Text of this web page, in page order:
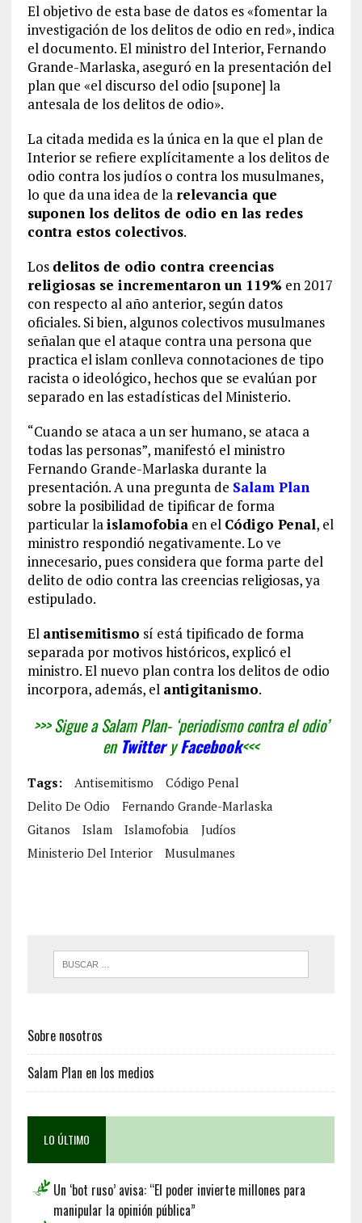
El objetivo de esta base de datos es «fomentar la
investigación de los delitos de odio en red», indica
el documento. El ministro del Interior, Fernando
Grande-Marlaska, aseguró en la presentación del
plan que «el discurso del odio [supone] la
antesala de los delitos de odio».
La citada medida es la única en la que el plan de
Interior se refiere explícitamente a los delitos de
odio contra los judíos o contra los musulmanes,
lo que da una idea de la relevancia que
suponen los delitos de odio en las redes
contra estos colectivos.
Los delitos de odio contra creencias
religiosas se incrementaron un 119% en 2017
con respecto al año anterior, según datos
oficiales. Si bien, algunos colectivos musulmanes
señalan que el ataque contra una persona que
practica el islam conlleva connotaciones de tipo
racista o ideológico, hechos que se evalúan por
separado en las estadísticas del Ministerio.
“Cuando se ataca a un ser humano, se ataca a
todas las personas”, manifestó el ministro
Fernando Grande-Marlaska durante la
presentación. A una pregunta de Salam Plan
sobre la posibilidad de tipificar de forma
particular laislamofobiaen el Código Penal, el
ministro respondió negativamente. Lo ve
innecesario, pues considera que forma parte del
delito de odio contra las creencias religiosas, ya
estipulado.
El antisemitismo sí está tipificado de forma
separada por motivos históricos, explicó el
ministro. El nuevo plan contra los delitos de odio
incorpora, además, el antigitanismo.
>>> Sigue a Salam Plan- ‘periodismo contra el odio’
en TwitteryFacebook<<<
Tags: Antisemitismo
Código Penal
Delito De Odio
Fernando Grande-Marlaska
Gitanos
Islam Islamofobia
Judíos
Ministerio Del Interior
Musulmanes
Sobre nosotros
Salam Plan en los medios
LO ÚLTIMO
Un ‘bot ruso’ avisa: “El poder invierte millones para
manipular la opinión pública”